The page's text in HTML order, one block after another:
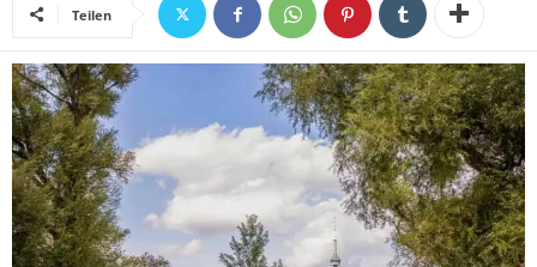
Teilen